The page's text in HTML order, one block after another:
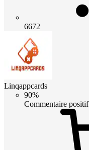
6672
Linqappcards
90%
Commentaire positif